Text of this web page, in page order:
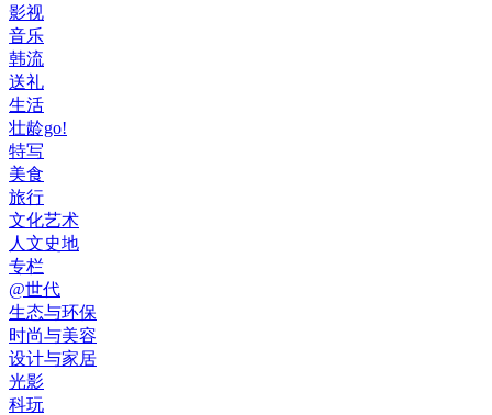
影视
音乐
韩流
送礼
生活
壮龄go!
特写
美食
旅行
文化艺术
人文史地
专栏
@世代
生态与环保
时尚与美容
设计与家居
光影
科玩